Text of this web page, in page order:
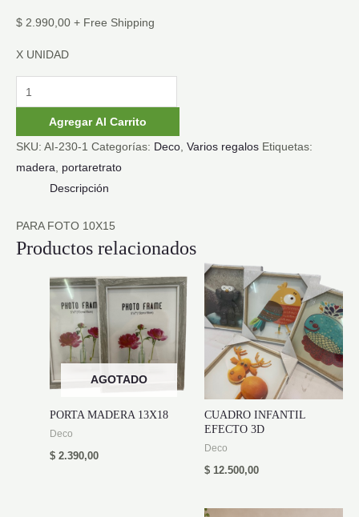
$ 2.990,00 + Free Shipping
X UNIDAD
PORTARETRATO
MADERA
cantidad
Agregar Al Carrito
SKU: AI-230-1 Categorías: Deco Varios regalos Etiquetas:
madera
portaretrato
Descripción
PARA FOTO 10X15
Productos relacionados
AGOTADO
PORTA MADERA 13X18
Deco
$ 2.390,00
CUADRO INFANTIL
EFECTO 3D
Deco
$ 12.500,00